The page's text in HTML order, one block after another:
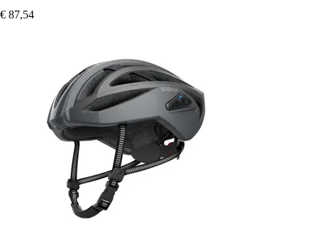
€ 87,54